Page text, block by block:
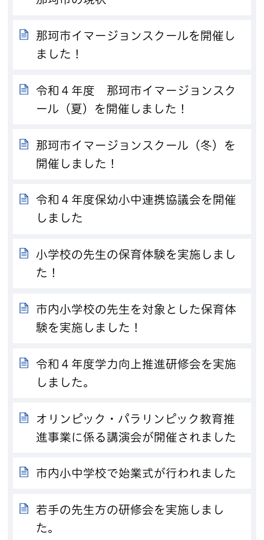
那珂市イマージョンスクールを開催し
ました！
令和４年度 那珂市イマージョンスク
ール（夏）を開催しました！
那珂市イマージョンスクール（冬）を
開催しました！
令和４年度保幼小中連携協議会を開催
しました
小学校の先生の保育体験を実施しまし
た！
市内小学校の先生を対象とした保育体
験を実施しました！
令和４年度学力向上推進研修会を実施
しました。
オリンピック・パラリンピック教育推
進事業に係る講演会が開催されました
市内小中学校で始業式が行われました
若手の先生方の研修会を実施しまし
た。